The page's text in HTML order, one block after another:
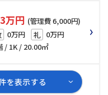
万円 (管理費 6,000円)
0万円 礼 0万円
/ 1K / 20.00㎡
を表示する